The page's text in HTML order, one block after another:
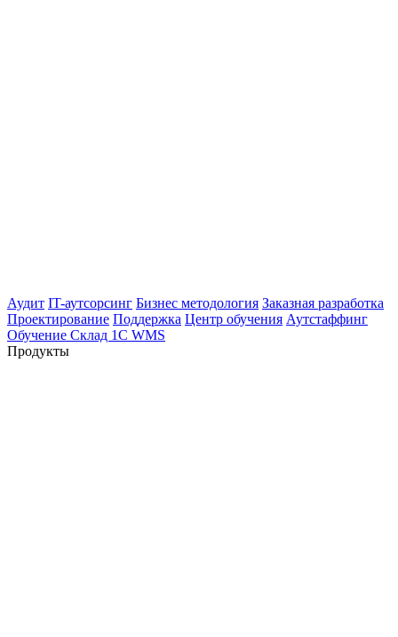
Аудит IT-аутсорсинг Бизнес методология Заказная разработка
Проектирование Поддержка Центр обучения Аутстаффинг
Обучение Склад 1С WMS
Продукты